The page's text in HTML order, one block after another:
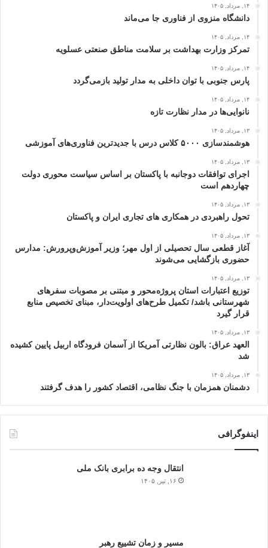
۱۴, مرداد, ۱۴۰۵
دانشگاه منزوی از فناوری جا می‌ماند
۱۴, مرداد, ۱۴۰۵
تمرکز وزارت بهداشت بر سلامت مناطق صنعتی عسلویه
۱۴, مرداد, ۱۴۰۵
پارس جنوبی با توان داخلی به مدار تولید بازمی‌گردد
۱۴, مرداد, ۱۴۰۵
نانوایی‌ها در مدار نظارت تازه
۱۳, مرداد, ۱۴۰۵
هوشمندسازی ۵۰۰۰ کلاس درس با جدیدترین فناوری‌های آموزشی
۱۳, مرداد, ۱۴۰۵
اجرای توافقات دوجانبه با پاکستان بر اساس سیاست محوری دولت
چهاردهم است
۱۳, مرداد, ۱۴۰۵
تحول راهبردی در همکاری های تجاری ایران و پاکستان
۱۳, مرداد, ۱۴۰۵
آغاز قطعی سال تحصیلی از اول مهر؛ وزیر آموزش‌وپرورش: مدارس
حضوری بازگشایی می‌شوند
۱۳, مرداد, ۱۴۰۵
توزیع اعتبارات استان پروژه‌محور و مبتنی بر مصوبات سفرهای
شهرستانی باشد/ تکمیل طرح‌های اولویت‌دار، مبنای تخصیص منابع
قرار گیرد
۱۳, مرداد, ۱۴۰۵
العهد عراق: بالون نظارتی آمریکا از آسمان فرودگاه اربیل پایین کشیده
شد
۱۳, مرداد, ۱۴۰۵
دشمنان همزمان با جنگ نظامی، اقتصاد کشور را هدف گرفتند
اینفوگرافی
انتقال وجه ده برابری بانک ملی
۱۶, تیر, ۱۴۰۵
مسیر و زمان تشییع رهبر